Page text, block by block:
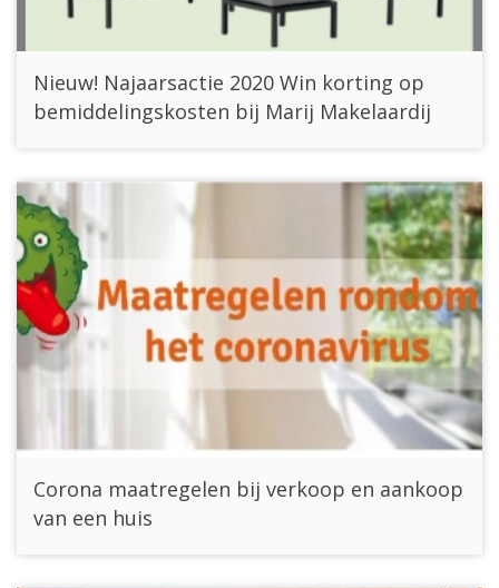
Nieuw! Najaarsactie 2020 Win korting op
bemiddelingskosten bij Marij Makelaardij
Corona maatregelen bij verkoop en aankoop
van een huis